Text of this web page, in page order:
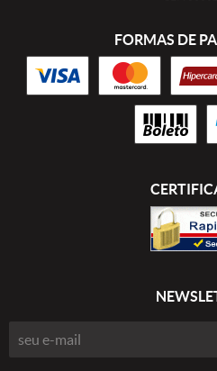
FORMAS DE